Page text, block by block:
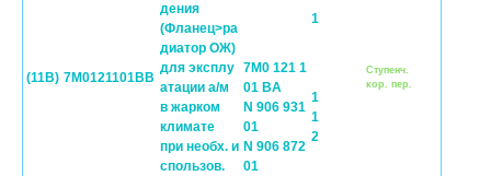
(11B) 7M0121101BB
дения
(Фланец>ра
диатор ОЖ)
для эксплу
атации а/м
в жарком
климате
при необх. и
спользов.
7M0 121 1
01 BA
N 906 931
01
N 906 872
01
1
1
1
2
Cтупенч.
кор. пер.